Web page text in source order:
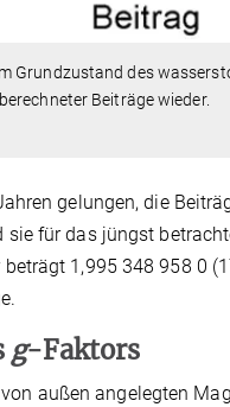
Grundzustand des
Beiträge wieder.
gelungen, die
sie für das jüngst
beträgt 1,995 348 958 0
g-Faktors
außen angelegten